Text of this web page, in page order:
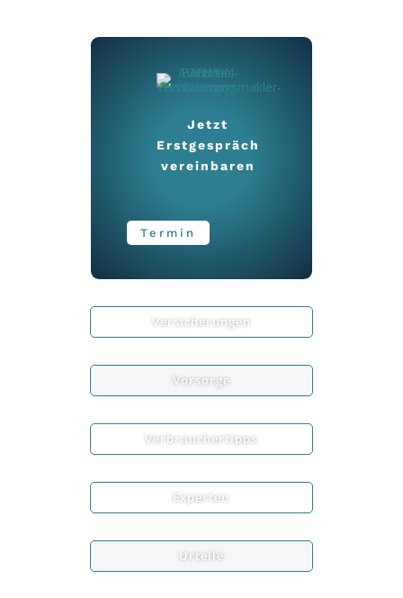
Jetzt
Erstgespräch
vereinbaren
Termin
Versicherungen
Vorsorge
Verbrauchertipps
Experten
Urteile